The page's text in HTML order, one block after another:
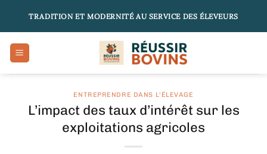
TRADITION ET MODERNITÉ AU SERVICE DES ÉLEVEURS
ENTREPRENDRE DANS L'ÉLEVAGE
L’impact des taux d’intérêt sur les
exploitations agricoles